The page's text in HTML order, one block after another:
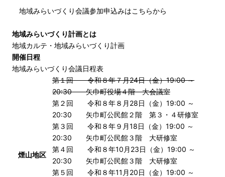
地域みらいづくり会議参加申込みはこちらから
地域みらいづくり計画とは
地域カルテ・地域みらいづくり計画
開催日程
地域みらいづくり会議日程表
煙山地区
第１回 令和８年７月24日（金）19:00 ～
20:30 矢巾町役場４階 大会議室
第２回 令和８年８月28日（金）19:00 ～
20:30 矢巾町公民館２階 第３・４研修室
第３回 令和８年９月18日（金）19:00 ～
20:30 矢巾町公民館３階 大研修室
第４回 令和８年10月23日（金）19:00 ～
20:30 矢巾町公民館３階 大研修室
第５回 令和８年11月20日（金）19:00 ～